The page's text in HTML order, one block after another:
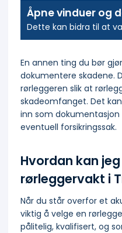
Åpne vinduer og
Dette kan bidra til at
En annen ting du bør
dokumentere skadene.
rørleggeren slik at
skadeomfanget. Det
inn som
eventuell forsikringssak.
Hvordan kan
rørleggervakt i
Når du står overfor et
viktig å velge en
pålitelig, kvalifisert, og